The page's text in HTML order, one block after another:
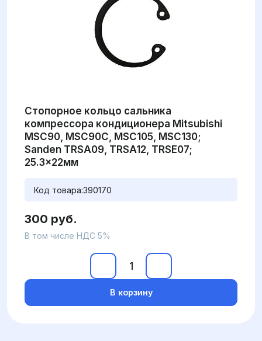
Стопорное кольцо сальника
компрессора кондиционера Mitsubishi
MSC90, MSC90C, MSC105, MSC130;
Sanden TRSA09, TRSA12, TRSE07;
25.3x22мм
Код товара:390170
300 руб.
В том числе НДС 5%
В корзину